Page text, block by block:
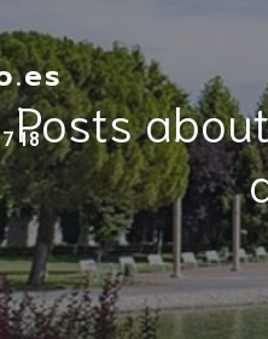
18
Posts